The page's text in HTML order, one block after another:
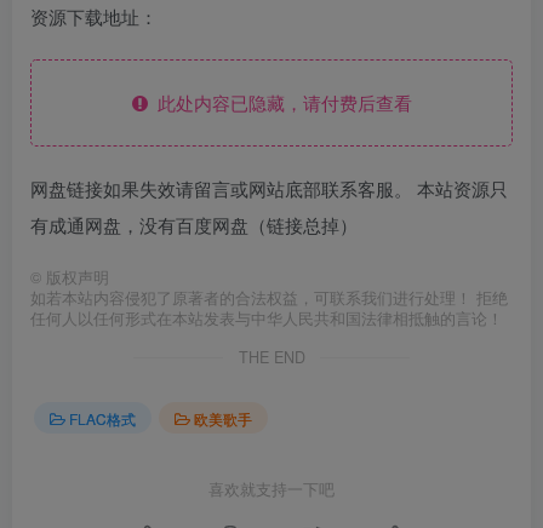
资源下载地址：
此处内容已隐藏，请付费后查看
网盘链接如果失效请留言或网站底部联系客服。 本站资源只
有成通网盘，没有百度网盘（链接总掉）
© 版权声明
如若本站内容侵犯了原著者的合法权益，可联系我们进行处理！ 拒绝
任何人以任何形式在本站发表与中华人民共和国法律相抵触的言论！
THE END
FLAC格式 欧美歌手
喜欢就支持一下吧